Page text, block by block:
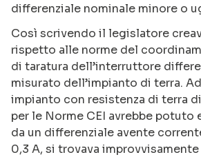
differenziale nominale minore o
Così scrivendo il legislatore
rispetto alle norme del
di taratura dell’interruttore
misurato dell’impianto di terra.
impianto con resistenza di terra
per le Norme CEI avrebbe potuto
da un differenziale avente
0,3 A, si trovava